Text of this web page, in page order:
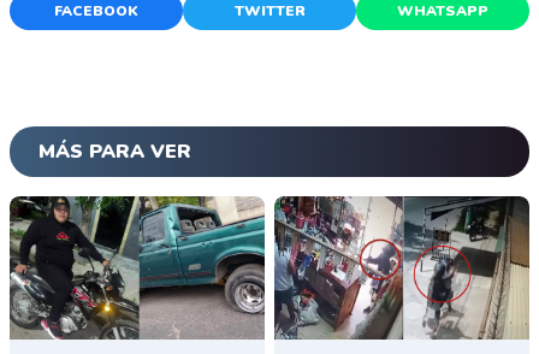
FACEBOOK TWITTER WHATSAPP
MÁS PARA VER